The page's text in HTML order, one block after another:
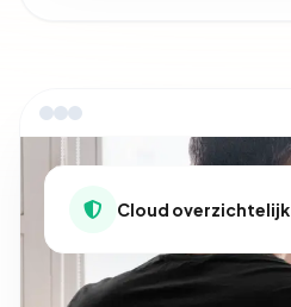
Cloud overzichtelijk